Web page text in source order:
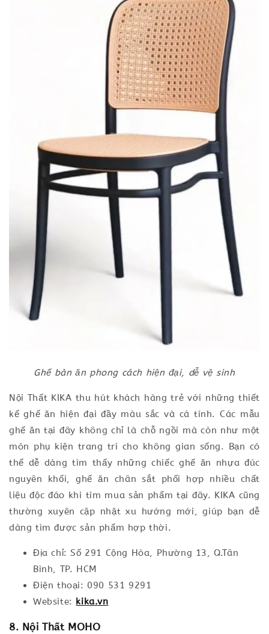
Ghế bàn ăn phong cách hiện đại, dễ vệ sinh
Nội Thất KIKA thu hút khách hàng trẻ với những thiết
kế ghế ăn hiện đại đầy màu sắc và cá tính. Các mẫu
ghế ăn tại đây không chỉ là chỗ ngồi mà còn như một
món phụ kiện trang trí cho không gian sống. Bạn có
thể dễ dàng tìm thấy những chiếc ghế ăn nhựa đúc
nguyên khối, ghế ăn chân sắt phối hợp nhiều chất
liệu độc đáo khi tìm mua sản phẩm tại đây. KIKA cũng
thường xuyên cập nhật xu hướng mới, giúp bạn dễ
dàng tìm được sản phẩm hợp thời.
Địa chỉ: Số 291 Cộng Hòa, Phường 13, Q.Tân
Bình, TP. HCM
Điện thoại: 090 531 9291
Website: kika.vn
8. Nội Thất MOHO